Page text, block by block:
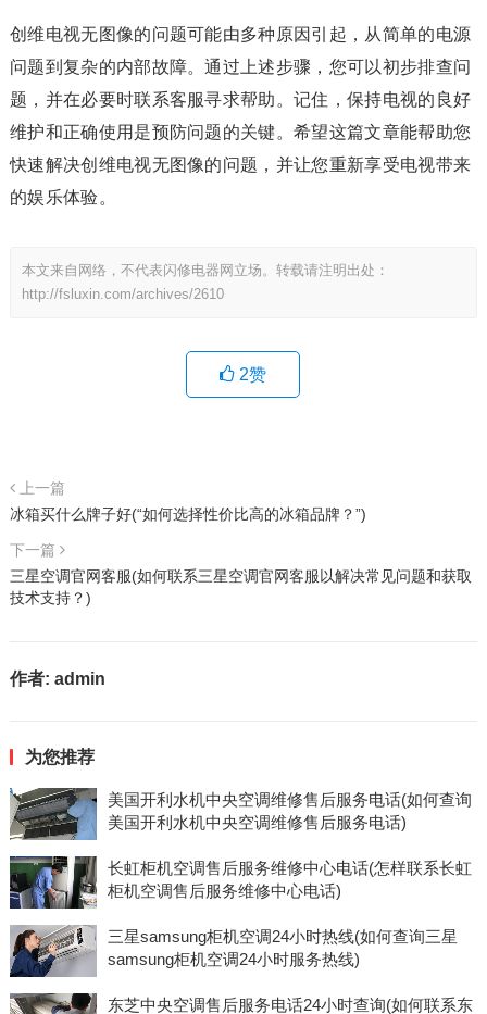
创维电视无图像的问题可能由多种原因引起，从简单的电源
问题到复杂的内部故障。通过上述步骤，您可以初步排查问
题，并在必要时联系客服寻求帮助。记住，保持电视的良好
维护和正确使用是预防问题的关键。希望这篇文章能帮助您
快速解决创维电视无图像的问题，并让您重新享受电视带来
的娱乐体验。
本文来自网络，不代表闪修电器网立场。转载请注明出处：
http://fsluxin.com/archives/2610
2赞
上一篇
冰箱买什么牌子好(“如何选择性价比高的冰箱品牌？”)
下一篇
三星空调官网客服(如何联系三星空调官网客服以解决常见问题和获取
技术支持？)
作者: admin
为您推荐
美国开利水机中央空调维修售后服务电话(如何查询
美国开利水机中央空调维修售后服务电话)
长虹柜机空调售后服务维修中心电话(怎样联系长虹
柜机空调售后服务维修中心电话)
三星samsung柜机空调24小时热线(如何查询三星
samsung柜机空调24小时服务热线)
东芝中央空调售后服务电话24小时查询(如何联系东